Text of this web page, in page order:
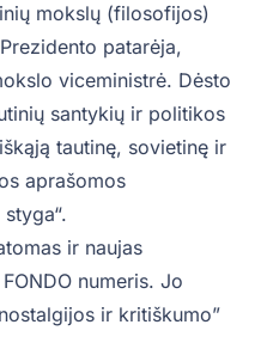
mokslų (filosofijos)
patarėja,
viceministrė. Dėsto
santykių ir politikos
tautinę, sovietinę ir
aprašomos
ir naujas
numeris. Jo
ir kritiškumo”